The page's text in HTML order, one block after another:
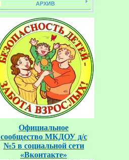
АРХИВ
Официальное
сообщество МКДОУ д/с
№5 в социальной сети
«Вконтакте»